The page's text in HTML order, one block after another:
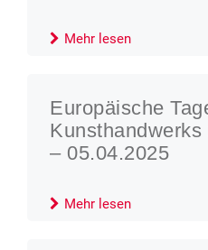
Mehr lesen
Europäische
– 05.04.2025
Mehr lesen